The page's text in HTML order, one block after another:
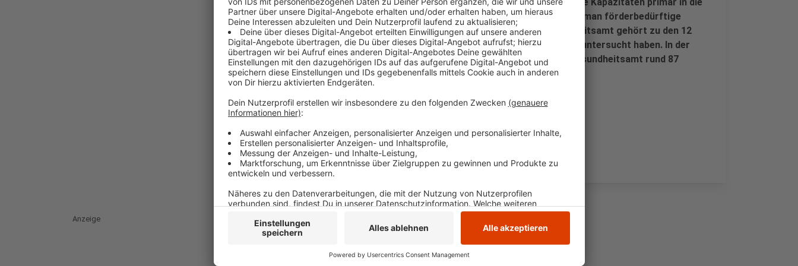
Untersuchung für Kindergartenkinder stecken. Damit könne man förderbedürftige
Kinder eher unterstützen, so der Kreis. Unser Kreisgesundheitsamt gehört zu den 12
Kreisen und kreisfreien Städten in NRW, die nicht alle Kinder untersucht haben. In der
Nachbarschaft sieht es besser aus: Hagen hat laut ihrem Gesundheitsamt rund 87
Prozent der Kinder untersucht, Bochum und Dortmund alle.
Anzeige
Anzeige